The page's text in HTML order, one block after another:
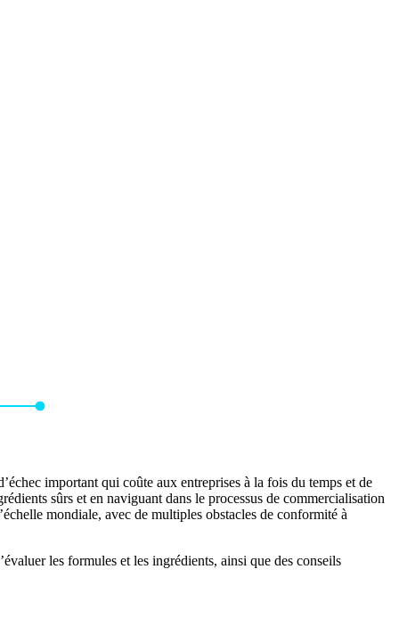
important qui coûte aux entreprises à la fois du temps et de
sûrs et en naviguant dans le processus de commercialisation
mondiale, avec de multiples obstacles de conformité à
les formules et les ingrédients, ainsi que des conseils